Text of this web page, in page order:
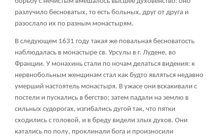
разлучило бесноватых, то есть больных, друг от друга и
разослало их по разным монастырям.
В следующем 1631 году такая же повальная бесноватость
наблюдалась в монастыре св. Урсулы в г. Лудене, во
Франции. У монахинь стали по ночам делаться видения: к
нервнобольным женщинам стал как будто являться недавно
умерший настоятель монастыря. В ужасе они вскакивали с
постели и пускались в бегство; затем падали на землю в
сильных судорогах, изгибались дугой так, что пятки
сходились с головой, и в бреду видели злых духов. Они
катались по полу, проклинали бога и произносили